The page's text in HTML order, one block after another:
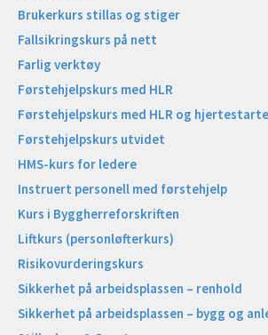
Brukerkurs stillas og stiger
Fallsikringskurs på nett
Farlig verktøy
Førstehjelpskurs med HLR
Førstehjelpskurs med HLR og
Førstehjelpskurs utvidet
HMS-kurs for ledere
Instruert personell med førstehjelp
Kurs i Byggherreforskriften
Liftkurs (personløfterkurs)
Risikovurderingskurs
Sikkerhet på arbeidsplassen – renhold
Sikkerhet på arbeidsplassen – bygg og